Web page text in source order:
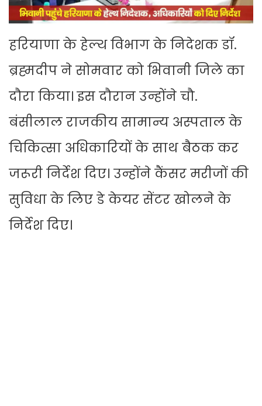
हरियाणा के हेल्थ विभाग के निदेशक डॉ.
ब्रह्मदीप ने सोमवार को भिवानी जिले का
दौरा किया। इस दौरान उन्होंने चौ.
बंसीलाल राजकीय सामान्य अस्पताल के
चिकित्सा अधिकारियों के साथ बैठक कर
जरूरी निर्देश दिए। उन्होंने कैंसर मरीजों की
सुविधा के लिए डे केयर सेंटर खोलने के
निर्देश दिए।